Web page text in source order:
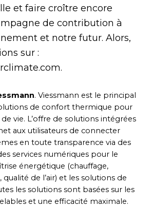
et faire croître encore
de contribution à
et notre futur. Alors,
sur :
. Viessmann est le principal
de confort thermique pour
vie. L’offre de solutions intégrées
aux utilisateurs de connecter
en toute transparence via des
services numériques pour le
énergétique (chauffage,
qualité de l’air) et les solutions de
les solutions sont basées sur les
et une efficacité maximale.